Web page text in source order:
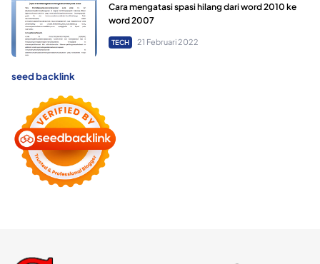
Cara mengatasi spasi hilang dari word 2010 ke
word 2007
TECH 21 Februari 2022
seed backlink